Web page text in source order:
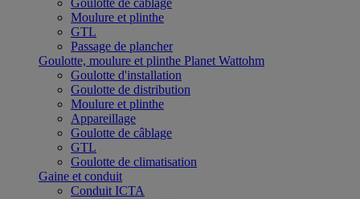
Goulotte de câblage
Moulure et plinthe
GTL
Passage de plancher
Goulotte, moulure et plinthe Planet Wattohm
Goulotte d'installation
Goulotte de distribution
Moulure et plinthe
Appareillage
Goulotte de câblage
GTL
Goulotte de climatisation
Gaine et conduit
Conduit ICTA